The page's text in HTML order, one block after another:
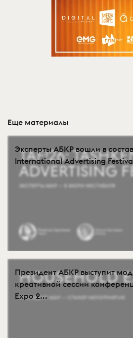
Еще материалы
Эксперты АБКР вошли в
International Advertising
Президент АБКР выступит
креативной сессии
Expo 2...